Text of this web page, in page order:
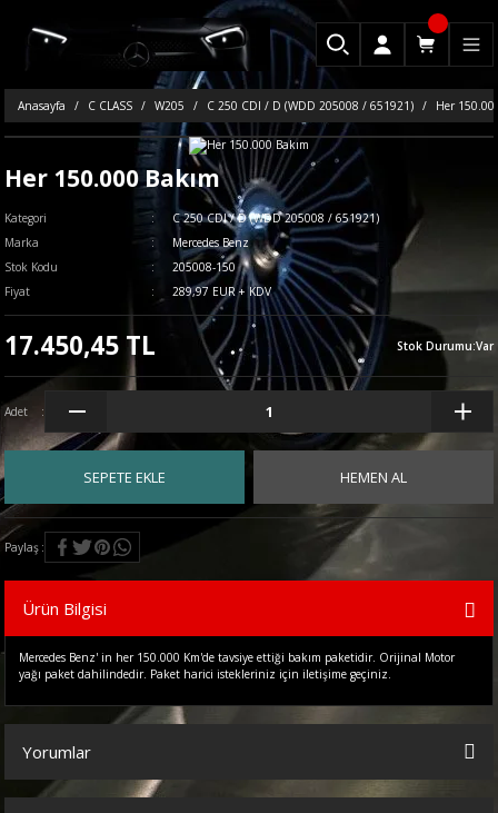
Anasayfa C CLASS W205 C 250 CDI / D (WDD 205008 / 651921) Her
Her 150.000 Bakım
Kategori
C 250 CDI / D (WDD 205008 / 651921)
Marka
Mercedes Benz
Stok Kodu
205008-150
Fiyat
289,97 EUR + KDV
17.450,45 TL Stok Durumu:Var
Adet
SEPETE EKLE HEMEN AL
Paylaş
Ürün Bilgisi
Mercedes Benz' in her 150.000 Km'de tavsiye ettiği bakım paketidir. Orijinal Motor
yağı paket dahilindedir. Paket harici istekleriniz için iletişime geçiniz.
Yorumlar